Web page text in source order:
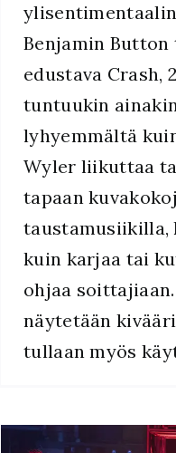
Benjamin Button
edustava Crash,
tuntuukin
lyhyemmältä
Wyler liikuttaa
tapaan
kuin karjaa tai
ohjaa
näytetään
tullaan myös